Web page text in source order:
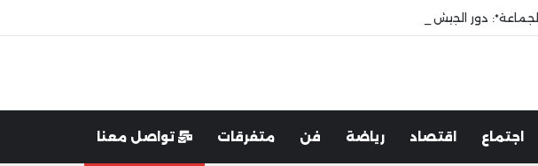
الجماعة*: دور الجيش في حماية الوطن والدفاع عنه هو الأساس
اجتماع اقتصاد رياضة فن متفرقات تواصل معنا